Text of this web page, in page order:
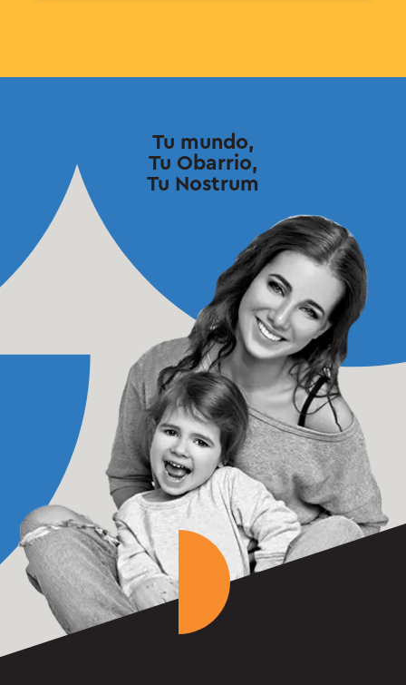
Tu mundo,
Tu Obarrio,
Tu Nostrum